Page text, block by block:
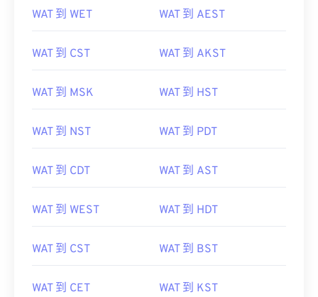
WAT 到 WET WAT 到 AEST
WAT 到 CST WAT 到 AKST
WAT 到 MSK WAT 到 HST
WAT 到 NST WAT 到 PDT
WAT 到 CDT WAT 到 AST
WAT 到 WEST WAT 到 HDT
WAT 到 CST WAT 到 BST
WAT 到 CET WAT 到 KST